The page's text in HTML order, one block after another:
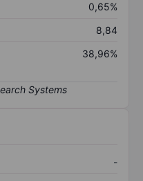
0,65%
8,84
38,96%
-